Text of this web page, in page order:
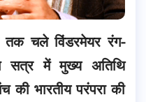
चले विंडरमेयर रंग-
सत्र में मुख्य अतिथि
की भारतीय परंपरा की